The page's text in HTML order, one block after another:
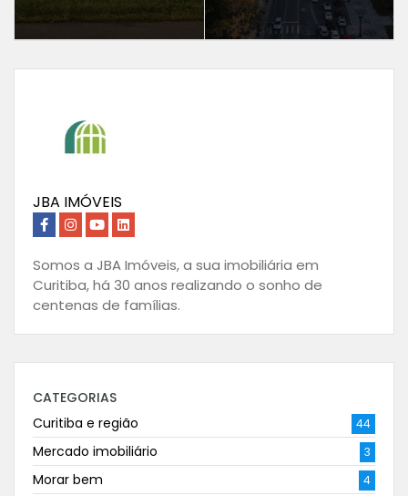
JBA IMÓVEIS
Somos a JBA Imóveis, a sua imobiliária em
Curitiba, há 30 anos realizando o sonho de
centenas de famílias.
CATEGORIAS
Curitiba e região
44
Mercado imobiliário 3
Morar bem 4